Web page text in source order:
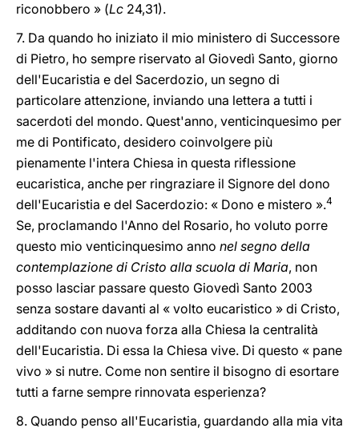
riconobbero » (Lc 24,31).
7. Da quando ho iniziato il mio ministero di Successore
di Pietro, ho sempre riservato al Giovedì Santo, giorno
dell'Eucaristia e del Sacerdozio, un segno di
particolare attenzione, inviando una lettera a tutti i
sacerdoti del mondo. Quest'anno, venticinquesimo per
me di Pontificato, desidero coinvolgere più
pienamente l'intera Chiesa in questa riflessione
eucaristica, anche per ringraziare il Signore del dono
dell'Eucaristia e del Sacerdozio: « Dono e mistero ».4
Se, proclamando l'Anno del Rosario, ho voluto porre
questo mio venticinquesimo anno nel segno della
contemplazione di Cristo alla scuola di Maria, non
posso lasciar passare questo Giovedì Santo 2003
senza sostare davanti al « volto eucaristico » di Cristo,
additando con nuova forza alla Chiesa la centralità
dell'Eucaristia. Di essa la Chiesa vive. Di questo « pane
vivo » si nutre. Come non sentire il bisogno di esortare
tutti a farne sempre rinnovata esperienza?
8. Quando penso all'Eucaristia, guardando alla mia vita